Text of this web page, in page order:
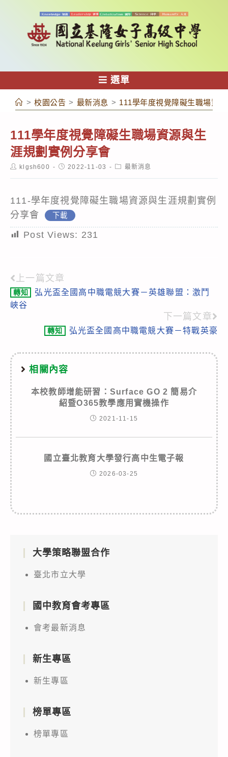
容
選單
> 校園公告 > 最新消息 > 111學年度視覺障礙生職場資
111學年度視覺障礙生職場資源與生
涯規劃實例分享會
Postklgsh600
Post2022-11-03
Post最新消息
111-學年度視覺障礙生職場資源與生涯規劃實例
分享會
下載
Post Views: 231
Read
more
上一篇文章
轉知
弘光盃全國高中職電競大賽－英雄聯盟：激鬥
峽谷
下一篇文章
轉知 弘光盃全國高中職電競大賽－特戰英豪
相關內容
本校教師增能研習：Surface GO 2 簡易介
紹暨O365教學應用實機操作
2021-11-15
國立臺北教育大學發行高中生電子報
2026-03-25
大學策略聯盟合作
臺北市立大學
國中教育會考專區
會考最新消息
新生專區
新生專區
榜單專區
榜單專區